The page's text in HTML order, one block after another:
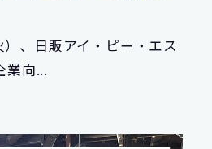
、日販アイ・ピー・エス
業向...